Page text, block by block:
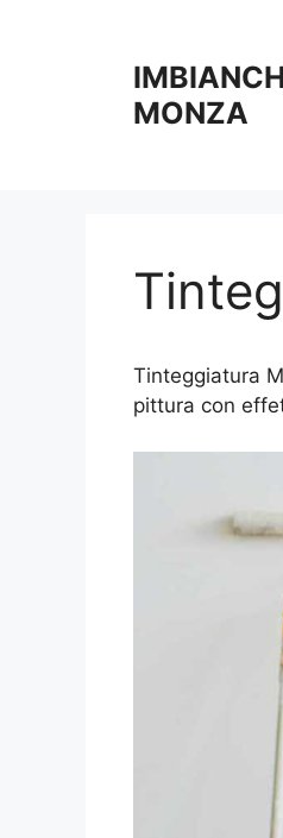
MONZA
Tinteggiatura
pittura con